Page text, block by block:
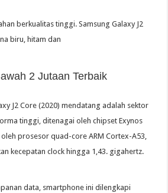
berkualitas tinggi. Samsung Galaxy J2
biru, hitam dan
2 Jutaan Terbaik
J2 Core (2020) mendatang adalah sektor
tinggi, ditenagai oleh chipset Exynos
prosesor quad-core ARM Cortex-A53,
kecepatan clock hingga 1,43. gigahertz.
data, smartphone ini dilengkapi